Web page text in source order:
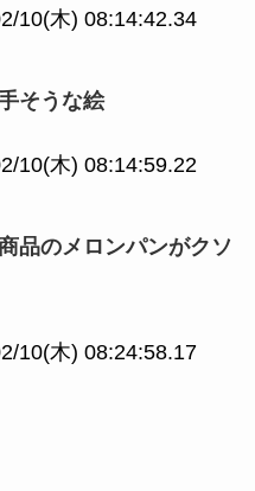
10(木) 08:14:42.34
そうな絵
10(木) 08:14:59.22
品のメロンパンがクソ
10(木) 08:24:58.17